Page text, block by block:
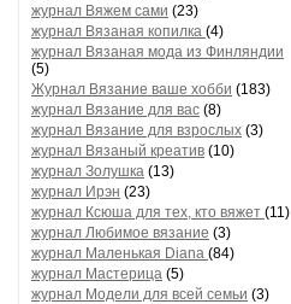
журнал Вяжем сами (23)
журнал Вязаная копилка (4)
журнал Вязаная мода из Финляндии
(5)
Журнал Вязание ваше хобби (183)
журнал Вязание для вас (8)
журнал Вязание для взрослых (3)
журнал Вязаный креатив (10)
журнал Золушка (13)
журнал Ирэн (23)
журнал Ксюша для тех, кто вяжет (11)
журнал Любимое вязание (3)
журнал Маленькая Diana (84)
журнал Мастерица (5)
журнал Модели для всей семьи (3)